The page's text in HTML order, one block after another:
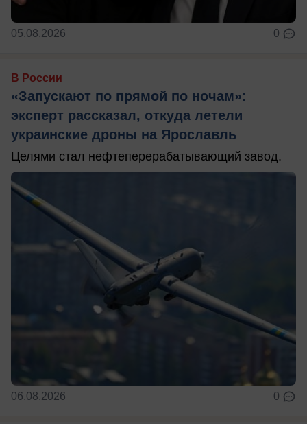
05.08.2026 0
В России
«Запускают по прямой по ночам»:
эксперт рассказал, откуда летели
украинские дроны на Ярославль
Целями стал нефтеперерабатывающий завод.
06.08.2026 0